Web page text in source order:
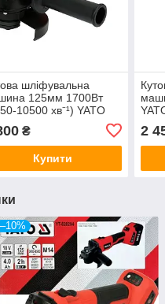
шліфувальна
125мм 1700Вт
10500 хв⁻¹) YATO
₴
Купити
2
–10%